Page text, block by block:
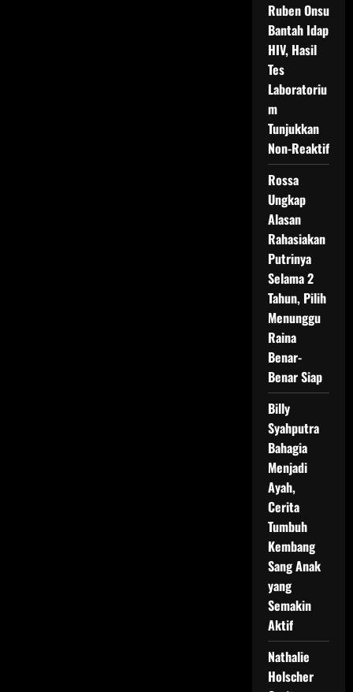
Ruben Onsu
Bantah Idap
HIV, Hasil
Tes
Laboratoriu
m
Tunjukkan
Non-Reaktif
Rossa
Ungkap
Alasan
Rahasiakan
Putrinya
Selama 2
Tahun, Pilih
Menunggu
Raina
Benar-
Benar Siap
Billy
Syahputra
Bahagia
Menjadi
Ayah,
Cerita
Tumbuh
Kembang
Sang Anak
yang
Semakin
Aktif
Nathalie
Holscher